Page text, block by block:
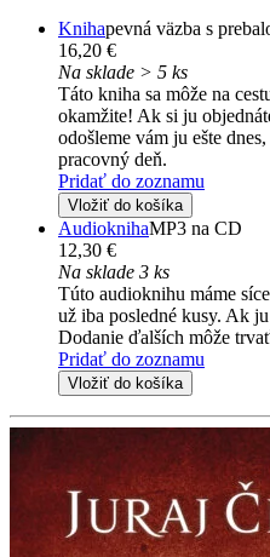
Knihapevná väzba s
16,20 €
Na sklade > 5 ks
Táto kniha sa môže na
okamžite! Ak si ju
odošleme vám ju ešte
pracovný deň.
Pridať do zoznamu
Vložiť do košíka
AudioknihaMP3 na CD
12,30 €
Na sklade 3 ks
Túto audioknihu máme
už iba posledné kusy. Ak
Dodanie ďalších môže
Pridať do zoznamu
Vložiť do košíka